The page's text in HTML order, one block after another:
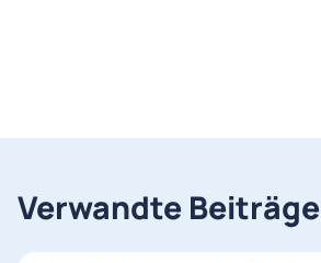
Verwandte Beiträge